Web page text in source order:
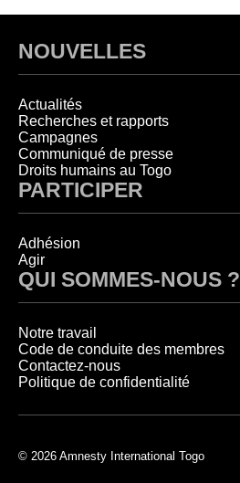
NOUVELLES
Actualités
Recherches et rapports
Campagnes
Communiqué de presse
Droits humains au Togo
PARTICIPER
Adhésion
Agir
QUI SOMMES-NOUS ?
Notre travail
Code de conduite des membres
Contactez-nous
Politique de confidentialité
© 2026 Amnesty International Togo